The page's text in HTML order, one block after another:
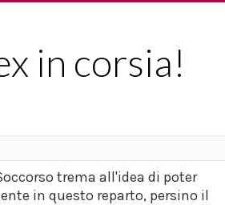
in corsia!
trema all'idea di poter
in questo reparto, persino il